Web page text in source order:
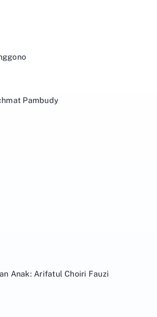
Pambudy
Anak: Arifatul Choiri Fauzi